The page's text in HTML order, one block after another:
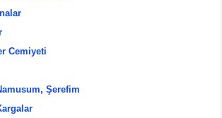
Cemiyeti
Şerefim